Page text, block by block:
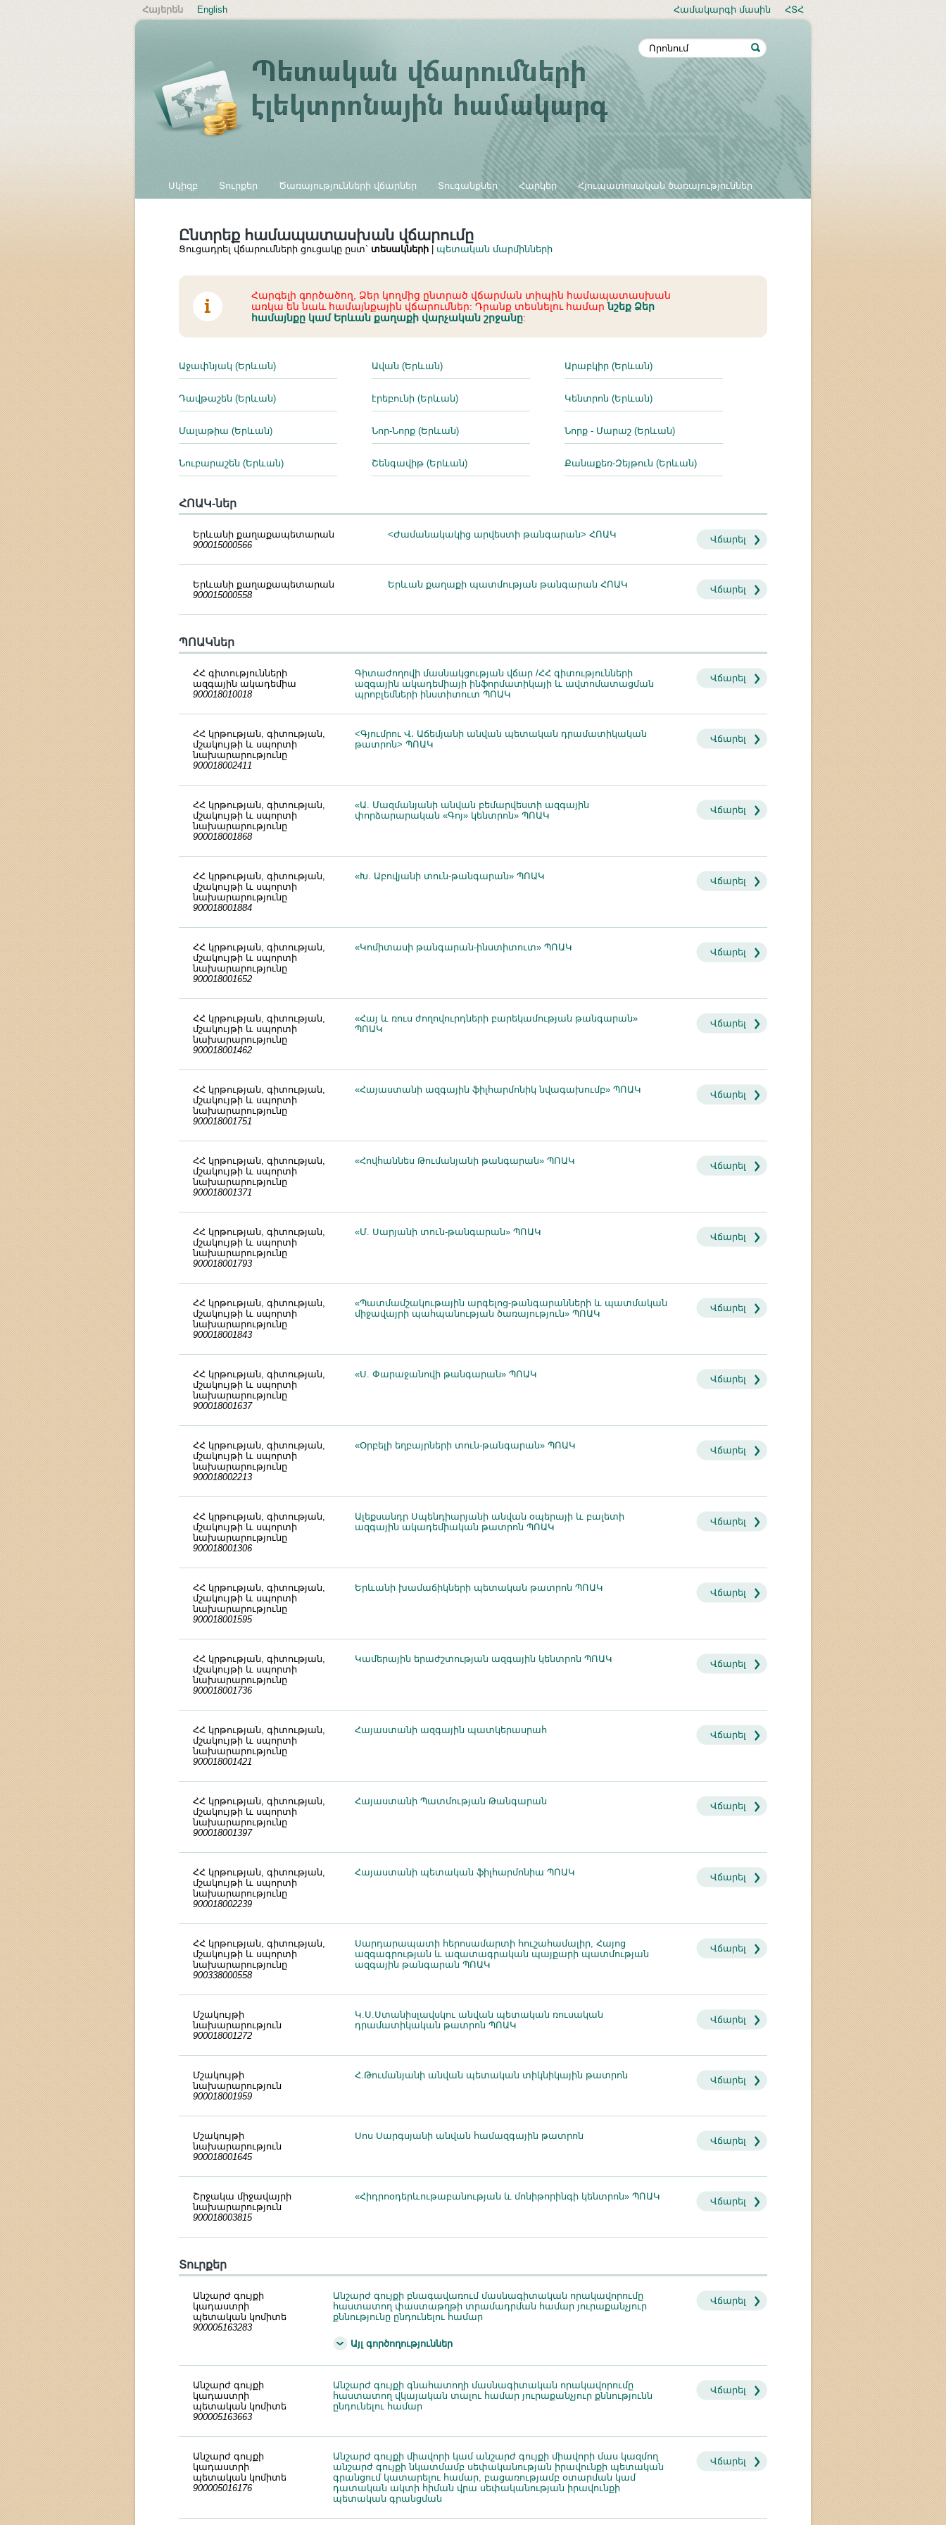
Հայերեն English Համակարգի մասին ՀՏՀ
Սկիզբ Տուրքեր Ծառայությունների վճարներ Տուգանքներ Հարկեր Հյուպատոսական ծառայություններ
Ընտրեք համապատասխան վճարումը
Ցուցադրել վճարումների ցուցակը ըստ` տեսակների պետական մարմինների
Հարգելի գործածող, Ձեր կողմից ընտրած վճարման տիպին համապատասխան
առկա են նաև համայնքային վճարումներ: Դրանք տեսնելու համարնշեք Ձեր
համայնքը կամ Երևան քաղաքի վարչական շրջանը:
Աջափնյակ (Երևան) Ավան (Երևան) Արաբկիր (Երևան)
Դավթաշեն (Երևան) էրեբունի (Երևան) Կենտրոն (Երևան)
Մալաթիա (Երևան) Նոր-Նորք (Երևան) Նորք - Մարաշ (Երևան)
Նուբարաշեն (Երևան) Շենգավիթ (Երևան) Քանաքեռ-Զեյթուն (Երևան)
ՀՈԱԿ-ներ
Երևանի քաղաքապետարան
900015000566
<Ժամանակակից արվեստի թանգարան> ՀՈԱԿ Վճարել
Երևանի քաղաքապետարան
900015000558
Երևան քաղաքի պատմության թանգարան ՀՈԱԿ Վճարել
ՊՈԱԿներ
ՀՀ գիտությունների
ազգային ակադեմիա
900018010018
Գիտաժողովի մասնակցության վճար /ՀՀ գիտությունների
ազգային ակադեմիայի ինֆորմատիկայի և ավտոմատացման
պրոբլեմների ինստիտուտ ՊՈԱԿ
Վճարել
ՀՀ կրթության, գիտության,
մշակույթի և սպորտի
նախարարությունը
900018002411
<Գյումրու Վ․ Աճեմյանի անվան պետական դրամատիկական
թատրոն> ՊՈԱԿ
Վճարել
ՀՀ կրթության, գիտության,
մշակույթի և սպորտի
նախարարությունը
900018001868
«Ա. Մազմանյանի անվան բեմարվեստի ազգային
փորձարարական «Գոյ» կենտրոն» ՊՈԱԿ
Վճարել
ՀՀ կրթության, գիտության,
մշակույթի և սպորտի
նախարարությունը
900018001884
«Խ. Աբովյանի տուն-թանգարան» ՊՈԱԿ Վճարել
ՀՀ կրթության, գիտության,
մշակույթի և սպորտի
նախարարությունը
900018001652
«Կոմիտասի թանգարան-ինստիտուտ» ՊՈԱԿ Վճարել
ՀՀ կրթության, գիտության,
մշակույթի և սպորտի
նախարարությունը
900018001462
«Հայ և ռուս ժողովուրդների բարեկամության թանգարան»
ՊՈԱԿ
Վճարել
ՀՀ կրթության, գիտության,
մշակույթի և սպորտի
նախարարությունը
900018001751
«Հայաստանի ազգային ֆիլհարմոնիկ նվագախումբ» ՊՈԱԿ Վճարել
ՀՀ կրթության, գիտության,
մշակույթի և սպորտի
նախարարությունը
900018001371
«Հովհաննես Թումանյանի թանգարան» ՊՈԱԿ Վճարել
ՀՀ կրթության, գիտության,
մշակույթի և սպորտի
նախարարությունը
900018001793
«Մ. Սարյանի տուն-թանգարան» ՊՈԱԿ Վճարել
ՀՀ կրթության, գիտության,
մշակույթի և սպորտի
նախարարությունը
900018001843
«Պատմամշակութային արգելոց-թանգարանների և պատմական
միջավայրի պահպանության ծառայություն» ՊՈԱԿ
Վճարել
ՀՀ կրթության, գիտության,
մշակույթի և սպորտի
նախարարությունը
900018001637
«Ս. Փարաջանովի թանգարան» ՊՈԱԿ Վճարել
ՀՀ կրթության, գիտության,
մշակույթի և սպորտի
նախարարությունը
900018002213
«Օրբելի եղբայրների տուն-թանգարան» ՊՈԱԿ Վճարել
ՀՀ կրթության, գիտության,
մշակույթի և սպորտի
նախարարությունը
900018001306
Ալեքսանդր Սպենդիարյանի անվան օպերայի և բալետի
ազգային ակադեմիական թատրոն ՊՈԱԿ
Վճարել
ՀՀ կրթության, գիտության,
մշակույթի և սպորտի
նախարարությունը
900018001595
Երևանի խամաճիկների պետական թատրոն ՊՈԱԿ Վճարել
ՀՀ կրթության, գիտության,
մշակույթի և սպորտի
նախարարությունը
900018001736
Կամերային երաժշտության ազգային կենտրոն ՊՈԱԿ Վճարել
ՀՀ կրթության, գիտության,
մշակույթի և սպորտի
նախարարությունը
900018001421
Հայաստանի ազգային պատկերասրահ Վճարել
ՀՀ կրթության, գիտության,
մշակույթի և սպորտի
նախարարությունը
900018001397
Հայաստանի Պատմության Թանգարան Վճարել
ՀՀ կրթության, գիտության,
մշակույթի և սպորտի
նախարարությունը
900018002239
Հայաստանի պետական ֆիլհարմոնիա ՊՈԱԿ Վճարել
ՀՀ կրթության, գիտության,
մշակույթի և սպորտի
նախարարությունը
900338000558
Սարդարապատի հերոսամարտի հուշահամալիր, Հայոց
ազգագրության և ազատագրական պայքարի պատմության
ազգային թանգարան ՊՈԱԿ
Վճարել
Մշակույթի
նախարարություն
900018001272
Կ.Ս.Ստանիսլավսկու անվան պետական ռուսական
դրամատիկական թատրոն ՊՈԱԿ
Վճարել
Մշակույթի
նախարարություն
900018001959
Հ.Թումանյանի անվան պետական տիկնիկային թատրոն Վճարել
Մշակույթի
նախարարություն
900018001645
Սոս Սարգսյանի անվան համազգային թատրոն Վճարել
Շրջակա միջավայրի
նախարարություն
900018003815
«Հիդրոօդերևութաբանության և մոնիթորինգի կենտրոն» ՊՈԱԿ Վճարել
Տուրքեր
Անշարժ գույքի
կադաստրի
պետական կոմիտե
900005163283
Անշարժ գույքի բնագավառում մասնագիտական որակավորումը
հաստատող փաստաթղթի տրամադրման համար յուրաքանչյուր
քննությունը ընդունելու համար
Այլ գործողություններ
Վճարել
Անշարժ գույքի
կադաստրի
պետական կոմիտե
900005163663
Անշարժ գույքի գնահատողի մասնագիտական որակավորումը
հաստատող վկայական տալու համար յուրաքանչյուր քննությունն
ընդունելու համար
Վճարել
Անշարժ գույքի
կադաստրի
պետական կոմիտե
900005016176
Անշարժ գույքի միավորի կամ անշարժ գույքի միավորի մաս կազմող
անշարժ գույքի նկատմամբ սեփականության իրավունքի պետական
գրանցում կատարելու համար, բացառությամբ օտարման կամ
դատական ակտի հիման վրա սեփականության իրավունքի
պետական գրանցման
Վճարել